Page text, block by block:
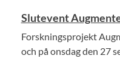
Slutevent
Forskningsprojekt
och på onsdag den 27